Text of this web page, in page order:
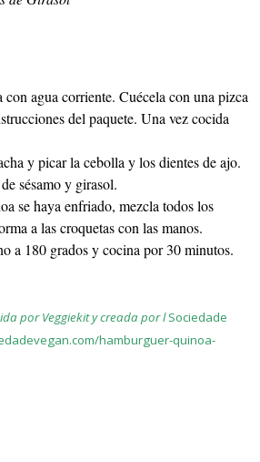
agua corriente. Cuécela con una pizca
del paquete. Una vez cocida
y picar la cebolla y los dientes de ajo.
sésamo y girasol.
se haya enfriado, mezcla todos los
a las croquetas con las manos.
a 180 grados y cocina por 30 minutos.
por Veggiekit y creada por l Sociedade
hamburguer-quinoa-